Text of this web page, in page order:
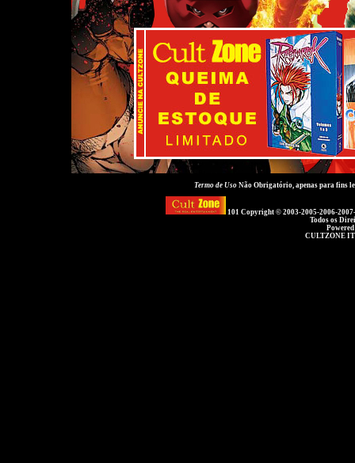
Termo de UsoNão Obrigatório, apenas para
101 Copyright © 2003-2005-2006-
Todos os
CULTZONE